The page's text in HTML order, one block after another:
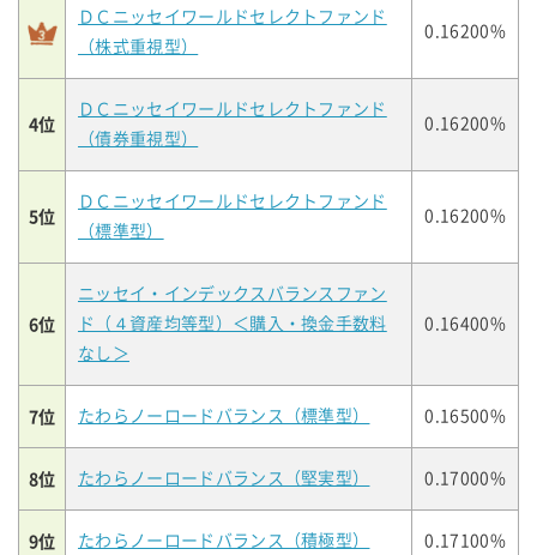
ＤＣニッセイワールドセレクトファンド
（株式重視型）
0.16200%
4位
ＤＣニッセイワールドセレクトファンド
（債券重視型）
0.16200%
5位
ＤＣニッセイワールドセレクトファンド
（標準型）
0.16200%
6位
ニッセイ・インデックスバランスファン
ド（４資産均等型）＜購入・換金手数料
なし＞
0.16400%
7位 たわらノーロードバランス（標準型） 0.16500%
8位 たわらノーロードバランス（堅実型） 0.17000%
9位 たわらノーロードバランス（積極型） 0.17100%